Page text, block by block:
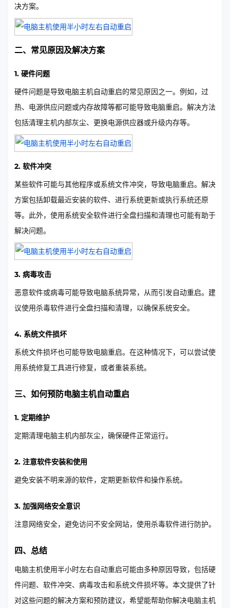
决方案。
二、常见原因及解决方案
1. 硬件问题
硬件问题是导致电脑主机自动重启的常见原因之一。例如，过
热、电源供应问题或内存故障等都可能导致电脑重启。解决方法
包括清理主机内部灰尘、更换电源供应器或升级内存等。
2. 软件冲突
某些软件可能与其他程序或系统文件冲突，导致电脑重启。解决
方案包括卸载最近安装的软件、进行系统更新或执行系统还原
等。此外，使用系统安全软件进行全盘扫描和清理也可能有助于
解决问题。
3. 病毒攻击
恶意软件或病毒可能导致电脑系统异常，从而引发自动重启。建
议使用杀毒软件进行全盘扫描和清理，以确保系统安全。
4. 系统文件损坏
系统文件损坏也可能导致电脑重启。在这种情况下，可以尝试使
用系统修复工具进行修复，或者重装系统。
三、如何预防电脑主机自动重启
1. 定期维护
定期清理电脑主机内部灰尘，确保硬件正常运行。
2. 注意软件安装和使用
避免安装不明来源的软件，定期更新软件和操作系统。
3. 加强网络安全意识
注意网络安全，避免访问不安全网站，使用杀毒软件进行防护。
四、总结
电脑主机使用半小时左右自动重启可能由多种原因导致，包括硬
件问题、软件冲突、病毒攻击和系统文件损坏等。本文提供了针
对这些问题的解决方案和预防建议，希望能帮助你解决电脑主机